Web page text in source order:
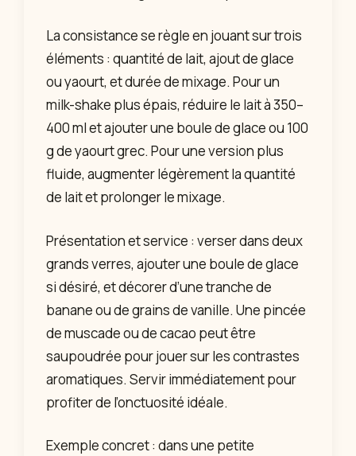
La consistance se règle en jouant sur trois
éléments : quantité de lait, ajout de glace
ou yaourt, et durée de mixage. Pour un
milk-shake plus épais, réduire le lait à 350–
400 ml et ajouter une boule de glace ou 100
g de yaourt grec. Pour une version plus
fluide, augmenter légèrement la quantité
de lait et prolonger le mixage.
Présentation et service : verser dans deux
grands verres, ajouter une boule de glace
si désiré, et décorer d’une tranche de
banane ou de grains de vanille. Une pincée
de muscade ou de cacao peut être
saupoudrée pour jouer sur les contrastes
aromatiques. Servir immédiatement pour
profiter de l’onctuosité idéale.
Exemple concret : dans une petite